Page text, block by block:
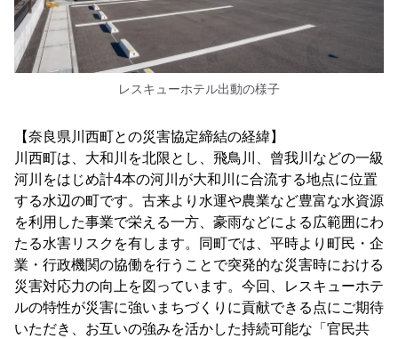
レスキューホテル出動の様子
【奈良県川西町との災害協定締結の経緯】
川西町は、大和川を北限とし、飛鳥川、曾我川などの一級
河川をはじめ計4本の河川が大和川に合流する地点に位置
する水辺の町です。古来より水運や農業など豊富な水資源
を利用した事業で栄える一方、豪雨などによる広範囲にわ
たる水害リスクを有します。同町では、平時より町民・企
業・行政機関の協働を行うことで突発的な災害時における
災害対応力の向上を図っています。今回、レスキューホテ
ルの特性が災害に強いまちづくりに貢献できる点にご期待
いただき、お互いの強みを活かした持続可能な「官民共